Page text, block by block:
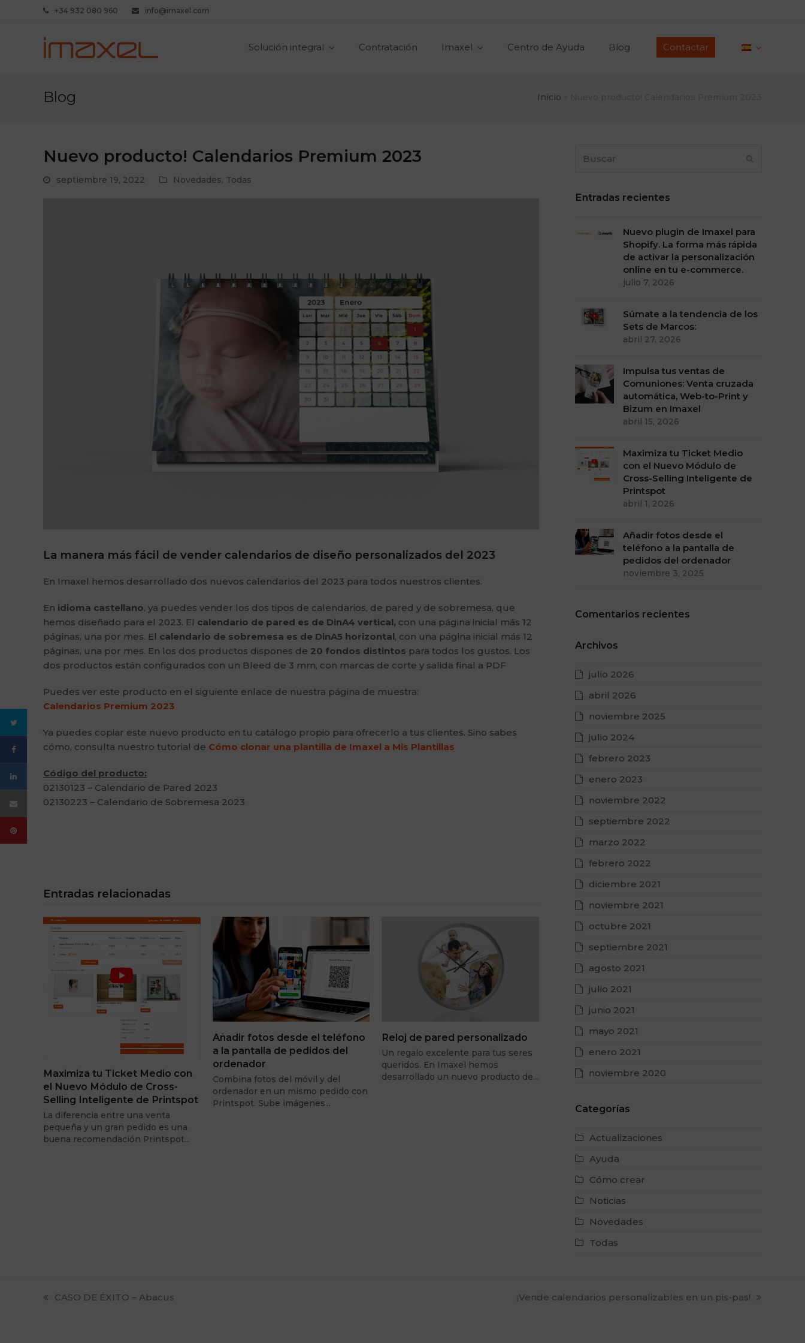
+34 932 080 960 info@imaxel.com
Solución integral Contratación Imaxel Centro de Ayuda Blog Contactar
Blog Inicio
Nuevo producto! Calendarios Premium 2023
septiembre 19, 2022 Novedades, Todas
La manera más fácil de vender calendarios de diseño personalizados del 2023
En Imaxel hemos desarrollado dos nuevos calendarios del 2023 para todos nuestros clientes.
En idioma castellano, ya puedes vender los dos tipos de calendarios, de pared y de sobremesa, que
hemos diseñado para el 2023. El calendario de pared es de DinA4 vertical, con una página inicial más 12
páginas, una por mes. El calendario de sobremesa es de DinA5 horizontal, con una página inicial más 12
páginas, una por mes. En los dos productos dispones de 20 fondos distintos para todos los gustos. Los
dos productos están configurados con un Bleed de 3 mm, con marcas de corte y salida final a PDF
Puedes ver este producto en el siguiente enlace de nuestra página de muestra:
Calendarios Premium 2023
Ya puedes copiar este nuevo producto en tu catálogo propio para ofrecerlo a tus clientes. Sino sabes
cómo, consulta nuestro tutorial de Cómo clonar una plantilla de Imaxel a Mis Plantillas
Código del producto:
02130123 – Calendario de Pared 2023
02130223 – Calendario de Sobremesa 2023
Entradas relacionadas
Maximiza tu Ticket Medio con
el Nuevo Módulo de Cross-
Selling Inteligente de Printspot
La diferencia entre una venta
pequeña y un gran pedido es una
buena recomendación Printspot…
Añadir fotos desde el teléfono
a la pantalla de pedidos del
ordenador
Combina fotos del móvil y del
ordenador en un mismo pedido con
Printspot. Sube imágenes…
Reloj de pared personalizado
Un regalo excelente para tus seres
queridos. En Imaxel hemos
desarrollado un nuevo producto de…
Entradas recientes
Nuevo plugin de Imaxel para
Shopify. La forma más rápida
de activar la personalización
online en tu e-commerce.
julio 7, 2026
Súmate a la tendencia de los
Sets de Marcos:
abril 27, 2026
Impulsa tus ventas de
Comuniones: Venta cruzada
automática, Web-to-Print y
Bizum en Imaxel
abril 15, 2026
Maximiza tu Ticket Medio
con el Nuevo Módulo de
Cross-Selling Inteligente de
Printspot
abril 1, 2026
Añadir fotos desde el
teléfono a la pantalla de
pedidos del ordenador
noviembre 3, 2025
Comentarios recientes
Archivos
julio 2026
abril 2026
noviembre 2025
julio 2024
febrero 2023
enero 2023
noviembre 2022
septiembre 2022
marzo 2022
febrero 2022
diciembre 2021
noviembre 2021
octubre 2021
septiembre 2021
agosto 2021
julio 2021
junio 2021
mayo 2021
enero 2021
noviembre 2020
Categorías
Actualizaciones
Ayuda
Cómo crear
Noticias
Novedades
Todas
previous
CASO DE ÉXITO – Abacus
next
¡Vende calendarios personalizables en un pis-pas!